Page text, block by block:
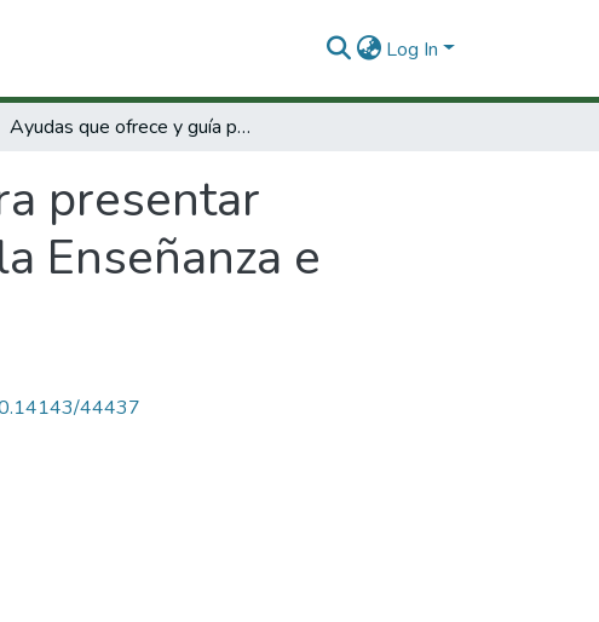
Log In
Ayudas que ofrece y guía para presentar solicitudes / Programa Mejoramiento de la Enseñanza e Investigación.
presentar
Enseñanza e
44437